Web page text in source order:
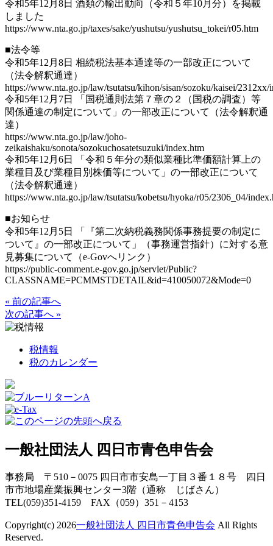
令和5年12月8日 酒類の輸出動向（令和５年10月分）を掲載
しました
https://www.nta.go.jp/taxes/sake/yushutsu/yushutsu_tokei/r05.htm
■法令等
令和5年12月8日 相続税法基本通達等の一部改正について
（法令解釈通達）
https://www.nta.go.jp/law/tsutatsu/kihon/sisan/sozoku/kaisei/2312xx/
令和5年12月7日 「国税通則法第７章の２（国税の調査）等
関係通達の制定について」の一部改正について（法令解釈通
達）
https://www.nta.go.jp/law/joho-
zeikaishaku/sonota/sozokuchosatetsuzuki/index.htm
令和5年12月6日 「令和５年分の類似業種比準価額計算上の
業種目及び業種目別株価等について」の一部改正について
（法令解釈通達）
https://www.nta.go.jp/law/tsutatsu/kobetsu/hyoka/r05/2306_04/
■お知らせ
令和5年12月5日 「『第二次納税義務関係事務提要の制定に
ついて』の一部改正について」（事務運営指針）に対する意
見募集について（e-Govへリンク）
https://public-comment.e-gov.go.jp/servlet/Public?
CLASSNAME=PCMMSTDETAIL&id=410050072&Mode=0
« 前の記事へ
次の記事へ »
税情報
税のカレンダー
一般社団法人 四日市青色申告会
事務局 〒510－0075 四日市市安島一丁目３番１８号 四日
市市地場産業振興センター3階（通称 じばさん）
TEL(059)351-4159 FAX（059）351－4153
Copyright(c) 2026一般社団法人 四日市青色申告会 All Rights
Reserved.